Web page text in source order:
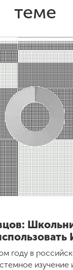
теме
году в
изучение